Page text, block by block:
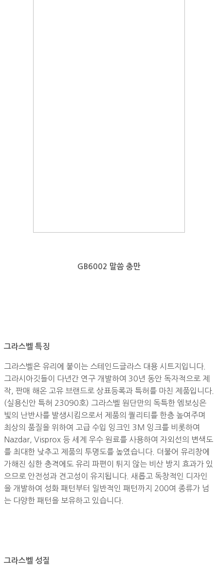
GB6002 말씀 충만
그라스벨 특징
그라스벨은 유리에 붙이는 스테인드글라스 대용 시트지입니다.
그라시아깃들이 다년간 연구 개발하여 30년 동안 독자적으로 제
작, 판매 해온 고유 브랜드로 상표등록과 특허를 마친 제품입니다.
(실용신안 특허 23090호) 그라스벨 원단만의 독특한 엠보싱은
빛의 난반사를 발생시킴으로서 제품의 퀄리티를 한층 높여주며
최상의 품질을 위하여 고급 수입 잉크인 3M 잉크를 비롯하여
Nazdar, Visprox 등 세계 우수 원료를 사용하여 자외선의 변색도
를 최대한 낮추고 제품의 투명도를 높였습니다. 더불어 유리창에
가해진 심한 충격에도 유리 파편이 튀지 않는 비산 방지 효과가 있
으므로 안전성과 견고성이 유지됩니다. 새롭고 독창적인 디자인
을 개발하여 성화 패턴부터 일반적인 패턴까지 200여 종류가 넘
는 다양한 패턴을 보유하고 있습니다.
그라스벨 성질